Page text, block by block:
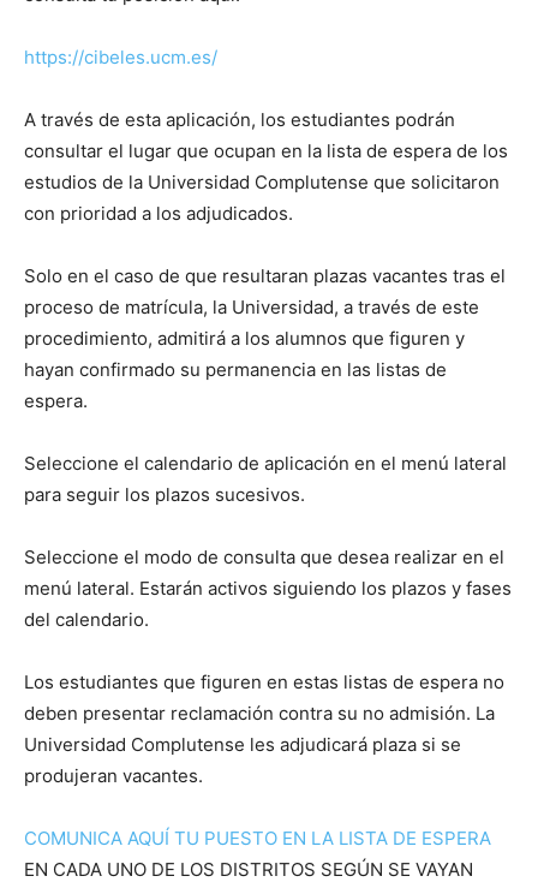
https://cibeles.ucm.es/
A través de esta aplicación, los estudiantes podrán
consultar el lugar que ocupan en la lista de espera de los
estudios de la Universidad Complutense que solicitaron
con prioridad a los adjudicados.
Solo en el caso de que resultaran plazas vacantes tras el
proceso de matrícula, la Universidad, a través de este
procedimiento, admitirá a los alumnos que figuren y
hayan confirmado su permanencia en las listas de
espera.
Seleccione el calendario de aplicación en el menú lateral
para seguir los plazos sucesivos.
Seleccione el modo de consulta que desea realizar en el
menú lateral. Estarán activos siguiendo los plazos y fases
del calendario.
Los estudiantes que figuren en estas listas de espera no
deben presentar reclamación contra su no admisión. La
Universidad Complutense les adjudicará plaza si se
produjeran vacantes.
COMUNICA AQUÍ TU PUESTO EN LA LISTA DE ESPERA
EN CADA UNO DE LOS DISTRITOS SEGÚN SE VAYAN